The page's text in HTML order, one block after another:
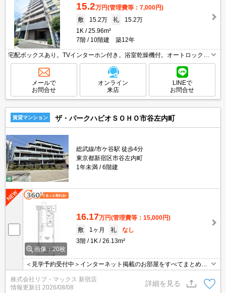
15.2万円(管理費等：7,000円)
敷
15.2万 礼
15.2万
1K
25.96m²
7階
10階建 築12年
宅配ボックスあり。TVインターホン付き。浴室乾燥機付。オートロック。
独立洗面台。退去時の清掃費実費。仲介手数料家賃の0.55ヵ月分。1年未
満の解約時、違約金1ヶ月分発生。敷地内防犯カメラ設置。
メールで
お問合せ
オンライン
来店
LINEで
お問合せ
賃貸マンション ザ・パークハビオＳＯＨＯ市谷左内町
総武線/市ケ谷駅 徒歩4分
東京都新宿区市谷左内町
1年未満
6階建
画像：20枚
16.17万円(管理費等：15,000円)
敷
1ヶ月 礼
なし
3階
1K 26.13m²
＜見学予約受付中＞インターネット掲載のお部屋をすべてまとめて
能！他社掲載物件もまとめてご紹介可能です。オンライン案内可。
写真・動画送付、WEB契約等来店不要でご契約可能。セキュリティ
株式会社リブ・マックス 新宿店
情報更新日 2026/08/08
詳細を見る